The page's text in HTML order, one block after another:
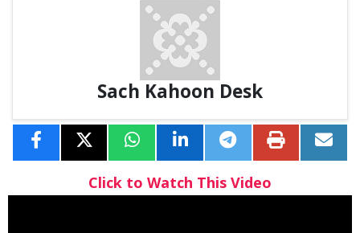
Sach Kahoon Desk
Click to Watch This Video